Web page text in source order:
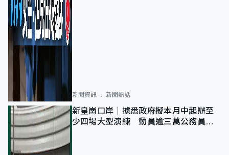
新聞資訊 新聞熱話
新皇崗口岸｜據悉政府擬本月中起辦至
少四場大型演練 動員逾三萬公務員人